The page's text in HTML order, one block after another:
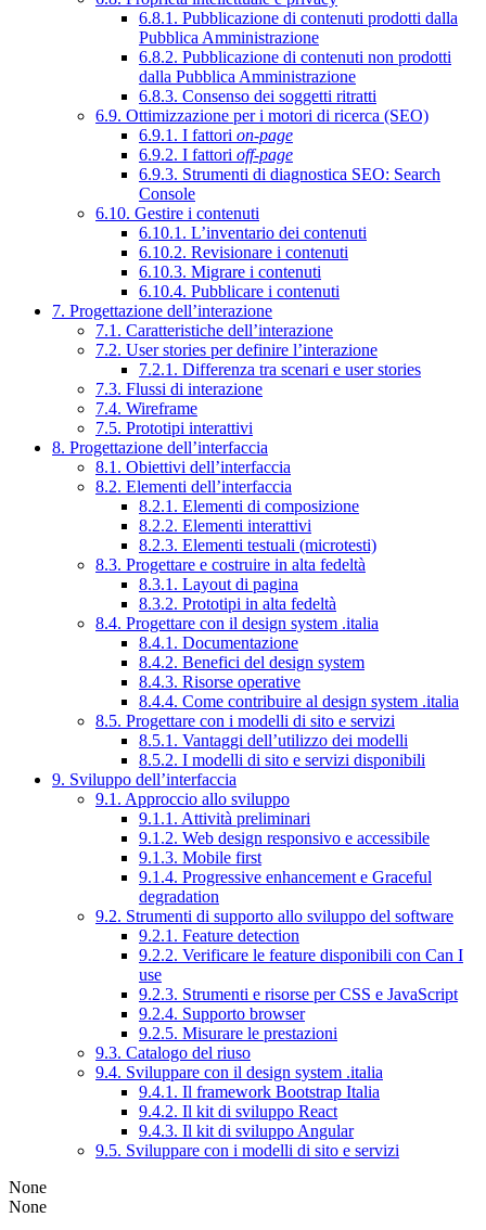
6.8.1. Pubblicazione di contenuti prodotti dalla
Pubblica Amministrazione
6.8.2. Pubblicazione di contenuti non prodotti
dalla Pubblica Amministrazione
6.8.3. Consenso dei soggetti ritratti
6.9. Ottimizzazione per i motori di ricerca (SEO)
6.9.1. I fattori on-page
6.9.2. I fattori off-page
6.9.3. Strumenti di diagnostica SEO: Search
Console
6.10. Gestire i contenuti
6.10.1. L’inventario dei contenuti
6.10.2. Revisionare i contenuti
6.10.3. Migrare i contenuti
6.10.4. Pubblicare i contenuti
7. Progettazione dell’interazione
7.1. Caratteristiche dell’interazione
7.2. User stories per definire l’interazione
7.2.1. Differenza tra scenari e user stories
7.3. Flussi di interazione
7.4. Wireframe
7.5. Prototipi interattivi
8. Progettazione dell’interfaccia
8.1. Obiettivi dell’interfaccia
8.2. Elementi dell’interfaccia
8.2.1. Elementi di composizione
8.2.2. Elementi interattivi
8.2.3. Elementi testuali (microtesti)
8.3. Progettare e costruire in alta fedeltà
8.3.1. Layout di pagina
8.3.2. Prototipi in alta fedeltà
8.4. Progettare con il design system .italia
8.4.1. Documentazione
8.4.2. Benefici del design system
8.4.3. Risorse operative
8.4.4. Come contribuire al design system .italia
8.5. Progettare con i modelli di sito e servizi
8.5.1. Vantaggi dell’utilizzo dei modelli
8.5.2. I modelli di sito e servizi disponibili
9. Sviluppo dell’interfaccia
9.1. Approccio allo sviluppo
9.1.1. Attività preliminari
9.1.2. Web design responsivo e accessibile
9.1.3. Mobile first
9.1.4. Progressive enhancement e Graceful
degradation
9.2. Strumenti di supporto allo sviluppo del software
9.2.1. Feature detection
9.2.2. Verificare le feature disponibili con Can I
use
9.2.3. Strumenti e risorse per CSS e JavaScript
9.2.4. Supporto browser
9.2.5. Misurare le prestazioni
9.3. Catalogo del riuso
9.4. Sviluppare con il design system .italia
9.4.1. Il framework Bootstrap Italia
9.4.2. Il kit di sviluppo React
9.4.3. Il kit di sviluppo Angular
9.5. Sviluppare con i modelli di sito e servizi
None
None